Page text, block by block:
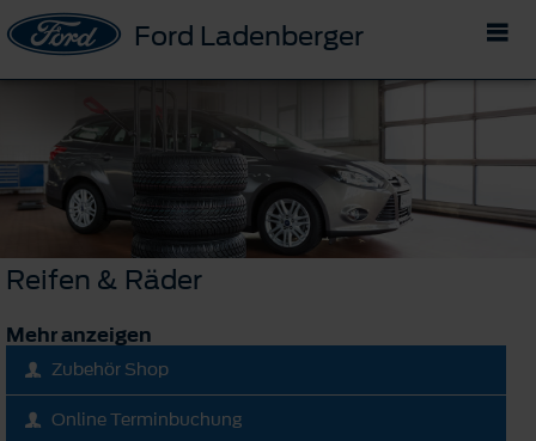
Ford Ladenberger
Reifen & Räder
Mehr anzeigen
Zubehör Shop
Online Terminbuchung